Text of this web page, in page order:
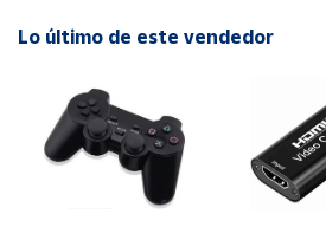
Lo último de este vendedor